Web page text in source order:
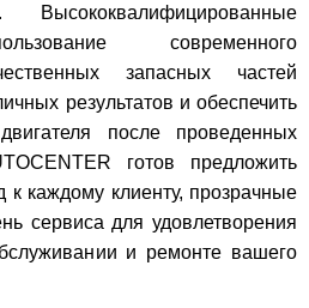
современного
запасных частей
результатов и обеспечить
после проведенных
готов предложить
к каждому клиенту, прозрачные
сервиса для удовлетворения
и ремонте вашего